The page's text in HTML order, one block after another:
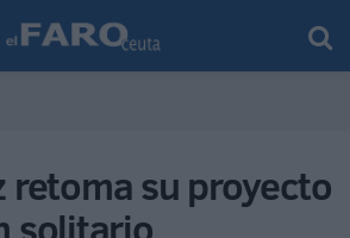
retoma su proyecto